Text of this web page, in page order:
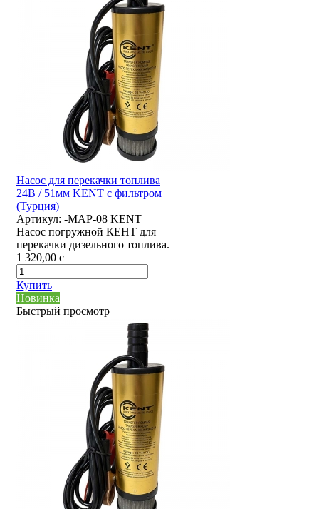
Насос для перекачки топлива
24В / 51мм KENT с фильтром
(Турция)
Артикул: -MAP-08 KENT
Насос погружной КЕНТ для
перекачки дизельного топлива.
1 320,00 c
Купить
Новинка
Быстрый просмотр